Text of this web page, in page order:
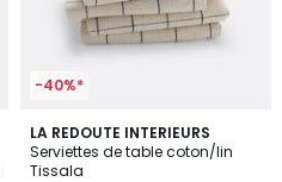
-40%*
LA REDOUTE INTERIEURS
Serviettes de table coton/lin
Tissala
5
/
5